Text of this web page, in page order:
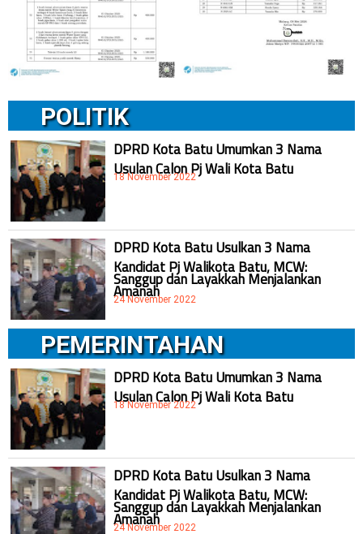
POLITIK
DPRD Kota Batu Umumkan 3 Nama
Usulan Calon Pj Wali Kota Batu
18 November 2022
DPRD Kota Batu Usulkan 3 Nama
Kandidat Pj Walikota Batu, MCW:
Sanggup dan Layakkah Menjalankan
Amanah
24 November 2022
PEMERINTAHAN
DPRD Kota Batu Umumkan 3 Nama
Usulan Calon Pj Wali Kota Batu
18 November 2022
DPRD Kota Batu Usulkan 3 Nama
Kandidat Pj Walikota Batu, MCW:
Sanggup dan Layakkah Menjalankan
Amanah
24 November 2022